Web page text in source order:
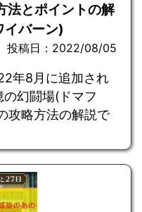
法とポイントの解
イバーン)
投稿日：2022/08/05
年8月に追加され
幻闘場(ドマフ
攻略方法の解説で